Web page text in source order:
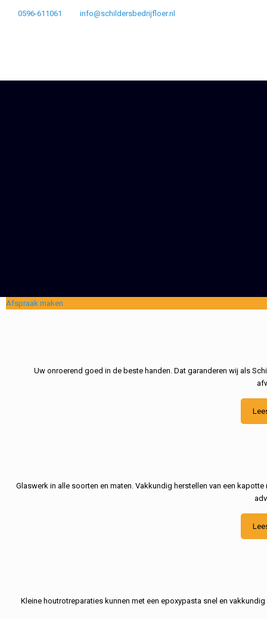
0596-611061 info@schildersbedrijfloer.nl
Afspraak maken
Uw onroerend goed in de beste handen. Dat garanderen wij als
Glaswerk in alle soorten en maten. Vakkundig herstellen van een
Kleine houtrotreparaties kunnen met een epoxypasta snel en